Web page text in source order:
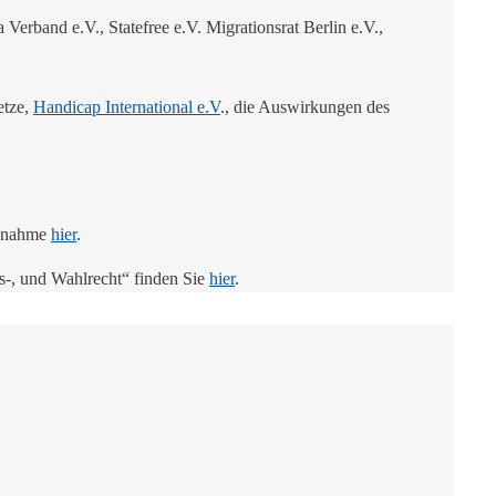
e.V., Statefree e.V. Migrationsrat Berlin e.V.,
Handicap International e.V., die Auswirkungen des
hier.
, und Wahlrecht“ finden Sie hier.